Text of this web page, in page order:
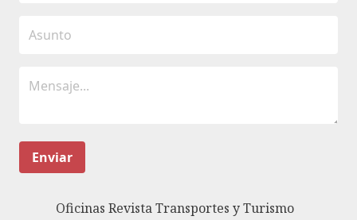
Enviar
Oficinas Revista Transportes y Turismo